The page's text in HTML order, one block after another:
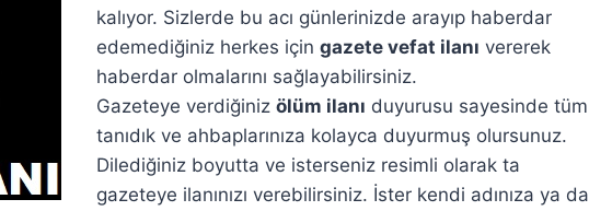
kalıyor. Sizlerde bu acı günlerinizde arayıp haberdar
edemediğiniz herkes için gazete vefat ilanı vererek
haberdar olmalarını sağlayabilirsiniz.
Gazeteye verdiğiniz ölüm ilanı duyurusu sayesinde tüm
tanıdık ve ahbaplarınıza kolayca duyurmuş olursunuz.
Dilediğiniz boyutta ve isterseniz resimli olarak ta
gazeteye ilanınızı verebilirsiniz. İster kendi adınıza ya da